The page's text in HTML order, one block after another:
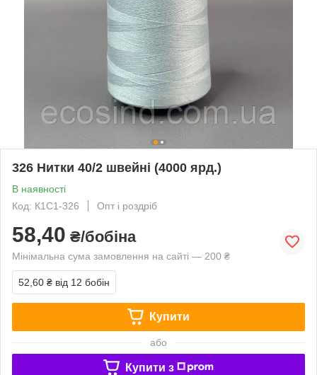
326 Нитки 40/2 швейні (4000 ярд.)
В наявності
Код: К1С1-326
Опт і роздріб
58,40 ₴/бобіна
Мінімальна сума замовлення на сайті — 200 ₴
52,60 ₴ від 12 бобін
Купити
або
Купити з